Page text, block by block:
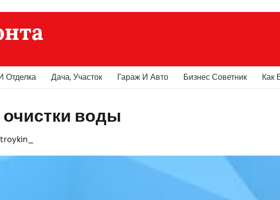
Отделка Дача, Участок Гараж И Авто Бизнес Советник Как
воды